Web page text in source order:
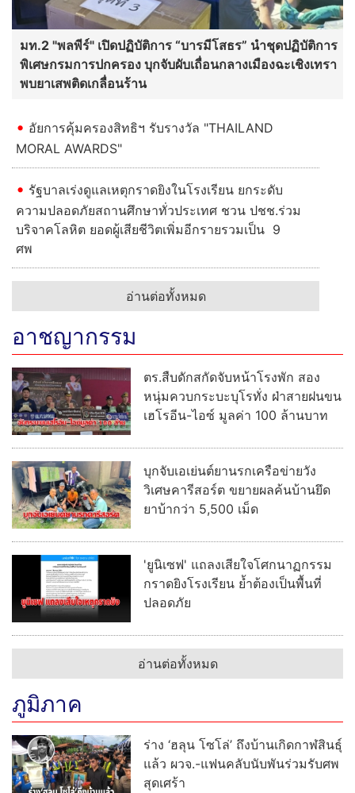
มท.2 "พลพีร์" เปิดปฏิบัติการ “บารมีโสธร” นำชุดปฏิบัติการ
พิเศษกรมการปกครอง บุกจับผับเถื่อนกลางเมืองฉะเชิงเทรา
พบยาเสพติดเกลื่อนร้าน
อัยการคุ้มครองสิทธิฯ รับรางวัล "THAILAND
MORAL AWARDS"
รัฐบาลเร่งดูแลเหตุกราดยิงในโรงเรียน ยกระดับ
ความปลอดภัยสถานศึกษาทั่วประเทศ ชวน ปชช.ร่วม
บริจาคโลหิต ยอดผู้เสียชีวิตเพิ่มอีกรายรวมเป็น 9
ศพ
อ่านต่อทั้งหมด
อาชญากรรม
ตร.สืบดักสกัดจับหน้าโรงพัก สอง
หนุ่มควบกระบะบุโรทั่ง ฝ่าสายฝนขน
เฮโรอีน-ไอซ์ มูลค่า 100 ล้านบาท
บุกจับเอเย่นต์ยานรกเครือข่ายวัง
วิเศษคารีสอร์ต ขยายผลค้นบ้านยึด
ยาบ้ากว่า 5,500 เม็ด
'ยูนิเซฟ' แถลงเสียใจโศกนาฏกรรม
กราดยิงโรงเรียน ย้ำต้องเป็นพื้นที่
ปลอดภัย
อ่านต่อทั้งหมด
ภูมิภาค
ร่าง ‘ฮลุน โซโล่’ ถึงบ้านเกิดกาฬสินธุ์
แล้ว ผวจ.-แฟนคลับนับพันร่วมรับศพ
สุดเศร้า